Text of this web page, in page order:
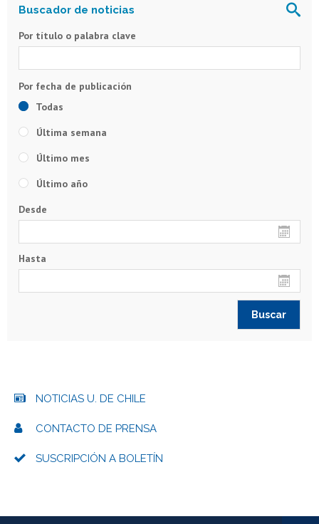
Por título o palabra clave
Todas
Última semana
Último mes
Último año
Desde
Hasta
NOTICIAS U. DE CHILE
CONTACTO DE PRENSA
SUSCRIPCIÓN A BOLETÍN